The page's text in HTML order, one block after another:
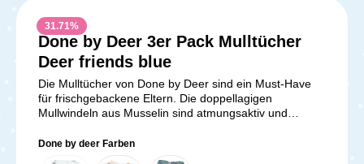
31.71%
Done by Deer 3er Pack Mulltücher
Deer friends blue
Die Mulltücher von Done by Deer sind ein Must-Have
für frischgebackene Eltern. Die doppellagigen
Mullwindeln aus Musselin sind atmungsaktiv und
Bäuerchen oder zum Stillen nutzen. Auch als
Geschenkidee sind diese Mulltücher im 3-er Pack ideal.
Done by deer Farben